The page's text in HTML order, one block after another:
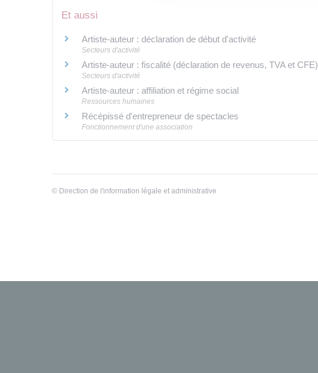
Et aussi
Artiste-auteur : déclaration de début d'activité
Secteurs d'activité
Artiste-auteur : fiscalité (déclaration de revenus, TVA et CFE)
Secteurs d'activité
Artiste-auteur : affiliation et régime social
Ressources humaines
Récépissé d'entrepreneur de spectacles
Fonctionnement d'une association
© Direction de l'information légale et administrative